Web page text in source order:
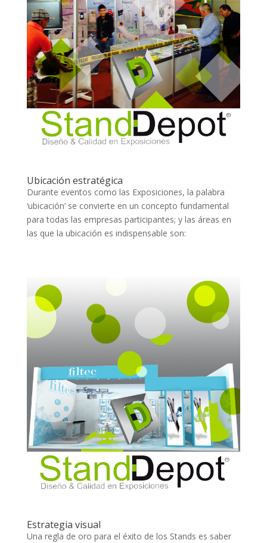
Ubicación estratégica
Durante eventos como las Exposiciones, la palabra
‘ubicación’ se convierte en un concepto fundamental
para todas las empresas participantes; y las áreas en
las que la ubicación es indispensable son:
Estrategia visual
Una regla de oro para el éxito de los Stands es saber